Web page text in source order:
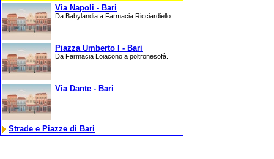
Via Napoli - Bari
Da Babylandia a Farmacia Ricciardiello.
Piazza Umberto I - Bari
Da Farmacia Loiacono a poltronesofà.
Via Dante - Bari
Strade e Piazze di Bari